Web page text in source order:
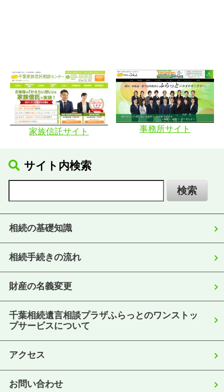
家族信託サイト 事務所サイト
サイト内検索
相続の基礎知識
相続手続きの流れ
財産の名義変更
千葉相続遺言相談プラザふらっとのワンストッ
プサービスについて
アクセス
お問い合わせ